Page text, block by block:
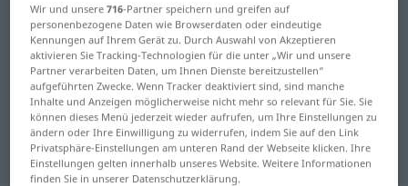
Deutsch-Spanisch Wörterbuch Sportcoupé
Deutsch-Spanisch Übersetzung für
"Sportcoupé"
"Sportcoupé" Spanisch
Übersetzung
Wir und unsere716-Partner speichern und greifen auf
personenbezogene Daten wie Browserdaten oder eindeutige
Kennungen auf Ihrem Gerät zu. Durch Auswahl von Akzeptieren
aktivieren Sie Tracking-Technologien für die unter „Wir und unsere
Partner verarbeiten Daten, um Ihnen Dienste bereitzustellen“
aufgeführten Zwecke. Wenn Tracker deaktiviert sind, sind manche
Inhalte und Anzeigen möglicherweise nicht mehr so relevant für Sie. Sie
können dieses Menü jederzeit wieder aufrufen, um Ihre Einstellungen zu
ändern oder Ihre Einwilligung zu widerrufen, indem Sie auf den Link
Privatsphäre-Einstellungen am unteren Rand der Webseite klicken. Ihre
Einstellungen gelten innerhalb unseres Website. Weitere Informationen
finden Sie in unserer Datenschutzerklärung.